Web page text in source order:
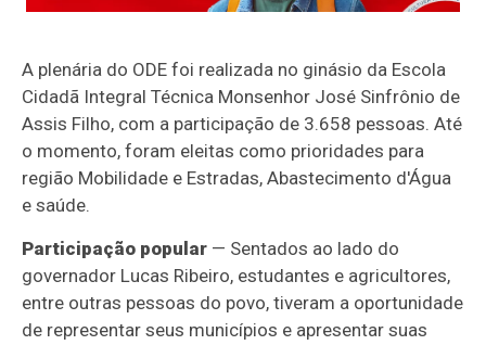
A plenária do ODE foi realizada no ginásio da Escola
Cidadã Integral Técnica Monsenhor José Sinfrônio de
Assis Filho, com a participação de 3.658 pessoas. Até
o momento, foram eleitas como prioridades para
região Mobilidade e Estradas, Abastecimento d'Água
e saúde.
Participação popular — Sentados ao lado do
governador Lucas Ribeiro, estudantes e agricultores,
entre outras pessoas do povo, tiveram a oportunidade
de representar seus municípios e apresentar suas